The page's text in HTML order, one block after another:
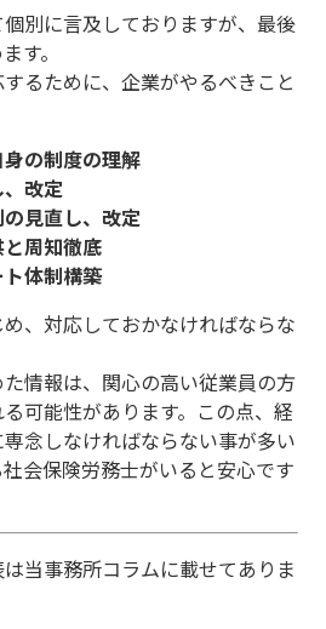
別に言及しておりますが、最後
す。
るために、企業がやるべきこと
身の制度の理解
、改定
の見直し、改定
と周知徹底
ト体制構築
、対応しておかなければならな
情報は、関心の高い従業員の方
可能性があります。この点、経
念しなければならない事が多い
会保険労務士がいると安心です
当事務所コラムに載せてありま